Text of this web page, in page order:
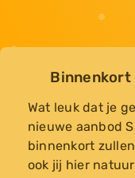
Binnenkort
Wat leuk dat je
nieuwe aanbod
binnenkort
ook jij hier